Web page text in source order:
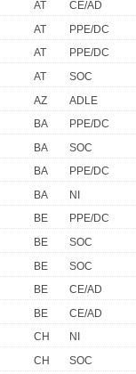
AT
CE/AD
AT
PPE/DC
AT
PPE/DC
AT
SOC
AZ
ADLE
BA
PPE/DC
BA
SOC
BA
PPE/DC
BA
NI
BE
PPE/DC
BE
SOC
BE
SOC
BE
CE/AD
BE
CE/AD
CH
NI
CH
SOC